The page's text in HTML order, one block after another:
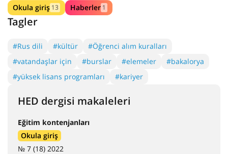
Okula giriş 13 Haberler 1
Tagler
#Rus dili #kültür
#Öğrenci alım kuralları
#vatandaşlar için
#burslar #elemeler
#bakalorya
#yüksek lisans programları
#kariyer
HED dergisi makaleleri
Eğitim kontenjanları
Okula giriş
№ 7 (18) 2022